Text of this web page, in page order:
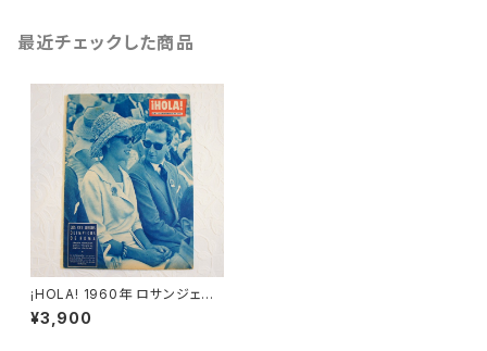
最近チェックした商品
¡HOLA! 1960年 ロサンジェル
¥3,900